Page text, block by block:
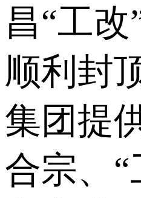
昌“工
顺利封
集团提
合宗、“